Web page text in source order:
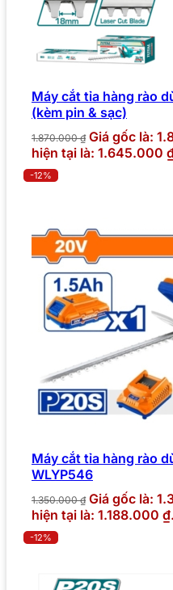
Máy cắt tỉa hàng rào
(kèm pin & sạc)
1.870.000₫ Giá gốc là:
hiện tại là: 1.645.000
-12%
Máy cắt tỉa hàng rào
WLYP546
1.350.000₫ Giá gốc là:
hiện tại là: 1.188.000 ₫.
-12%